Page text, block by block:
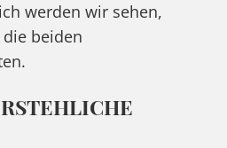
werden wir sehen,
beiden